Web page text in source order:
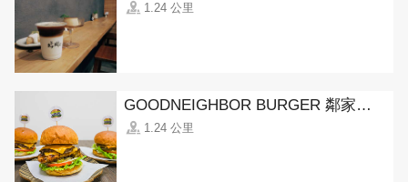
1.24 公里
GOODNEIGHBOR BURGER 鄰家美式漢堡
1.24 公里